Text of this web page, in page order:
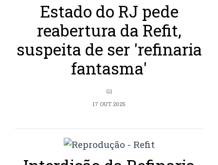
Estado do RJ pede
reabertura da Refit,
suspeita de ser 'refinaria
fantasma'
G1
17 OUT 2025